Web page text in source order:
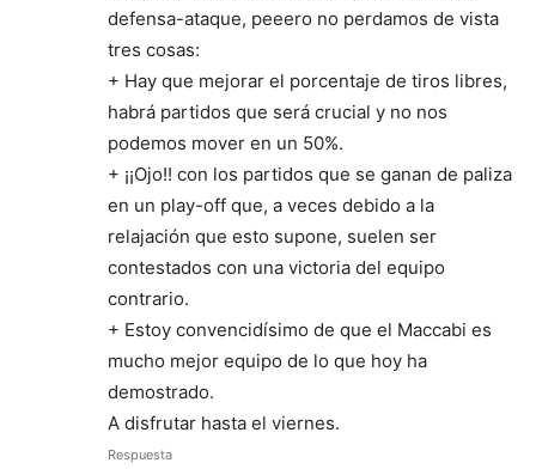
defensa-ataque, peeero no perdamos de vista
tres cosas:
+ Hay que mejorar el porcentaje de tiros libres,
habrá partidos que será crucial y no nos
podemos mover en un 50%.
+ ¡¡Ojo!! con los partidos que se ganan de paliza
en un play-off que, a veces debido a la
relajación que esto supone, suelen ser
contestados con una victoria del equipo
contrario.
+ Estoy convencidísimo de que el Maccabi es
mucho mejor equipo de lo que hoy ha
demostrado.
A disfrutar hasta el viernes.
Respuesta